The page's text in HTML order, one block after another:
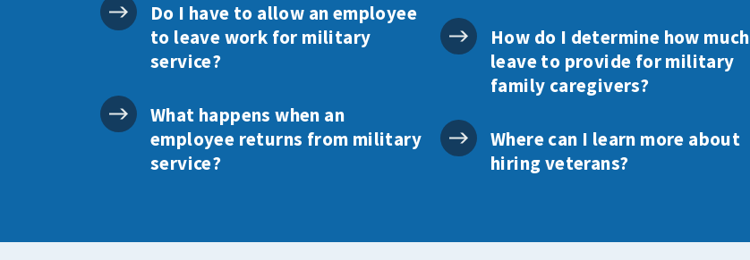
Do I have to allow an employee
to leave work for military
service?
What happens when an
employee returns from military
service?
How do I determine how much
leave to provide for military
family caregivers?
Where can I learn more about
hiring veterans?